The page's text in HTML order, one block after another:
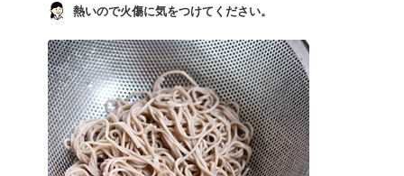
熱いので火傷に気をつけてください。